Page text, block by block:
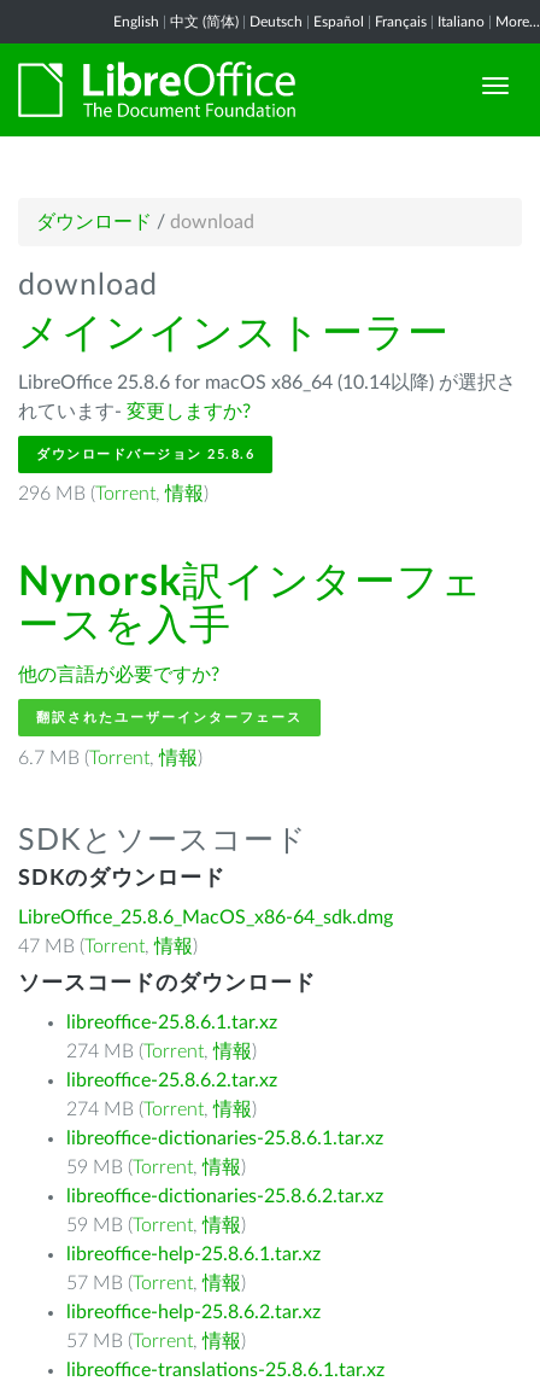
English 中文 (简体) Deutsch Español Français Italiano More...
ダウンロード / download
download
メインインストーラー
LibreOffice 25.8.6 for macOS x86_64 (10.14以降) が選択さ
れています- 変更しますか?
ダウンロードバージョン 25.8.6
296 MB (Torrent,情報)
Nynorsk訳インターフェ
ースを入手
他の言語が必要ですか?
翻訳されたユーザーインターフェース
6.7 MB (Torrent,情報)
SDKとソースコード
SDKのダウンロード
LibreOffice_25.8.6_MacOS_x86-64_sdk.dmg
47 MB (Torrent,情報)
ソースコードのダウンロード
libreoffice-25.8.6.1.tar.xz
274 MB (Torrent,情報)
libreoffice-25.8.6.2.tar.xz
274 MB (Torrent,情報)
libreoffice-dictionaries-25.8.6.1.tar.xz
59 MB (Torrent,情報)
libreoffice-dictionaries-25.8.6.2.tar.xz
59 MB (Torrent,情報)
libreoffice-help-25.8.6.1.tar.xz
57 MB (Torrent,情報)
libreoffice-help-25.8.6.2.tar.xz
57 MB (Torrent,情報)
libreoffice-translations-25.8.6.1.tar.xz